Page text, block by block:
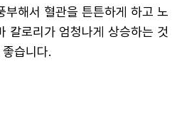
해서 혈관을 튼튼하게 하고 노
칼로리가 엄청나게 상승하는 것
습니다.